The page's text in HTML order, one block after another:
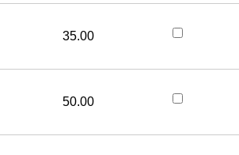
35.00
50.00